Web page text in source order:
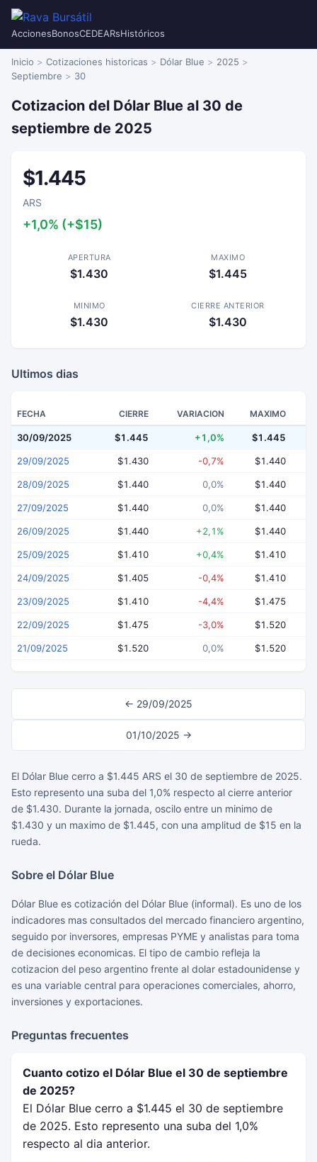
AccionesBonosCEDEARsHistóricos
Inicio Cotizaciones historicas Dólar Blue
2025
Septiembre
30
Cotizacion del Dólar Blue al 30 de
septiembre de 2025
$1.445
ARS
+1,0% (+$15)
APERTURA
$1.430
MAXIMO
$1.445
MINIMO
$1.430
CIERRE ANTERIOR
$1.430
Ultimos dias
FECHA CIERRE VARIACION MAXIMO
30/09/2025 $1.445 +1,0% $1.445
29/09/2025 $1.430 -0,7% $1.440
28/09/2025 $1.440 0,0% $1.440
27/09/2025 $1.440 0,0% $1.440
26/09/2025 $1.440 +2,1% $1.440
25/09/2025 $1.410 +0,4% $1.410
24/09/2025 $1.405 -0,4% $1.410
23/09/2025 $1.410 -4,4% $1.475
22/09/2025 $1.475 -3,0% $1.520
21/09/2025 $1.520 0,0% $1.520
← 29/09/2025
01/10/2025 →
El Dólar Blue cerro a $1.445 ARS el 30 de septiembre de 2025.
Esto represento una suba del 1,0% respecto al cierre anterior
de $1.430. Durante la jornada, oscilo entre un minimo de
$1.430 y un maximo de $1.445, con una amplitud de $15 en la
rueda.
Sobre el Dólar Blue
Dólar Blue es cotización del Dólar Blue (informal). Es uno de los
indicadores mas consultados del mercado financiero argentino,
seguido por inversores, empresas PYME y analistas para toma
de decisiones economicas. El tipo de cambio refleja la
cotizacion del peso argentino frente al dolar estadounidense y
es una variable central para operaciones comerciales, ahorro,
inversiones y exportaciones.
Preguntas frecuentes
Cuanto cotizo el Dólar Blue el 30 de septiembre
de 2025?
El Dólar Blue cerro a $1.445 el 30 de septiembre
de 2025. Esto represento una suba del 1,0%
respecto al dia anterior.